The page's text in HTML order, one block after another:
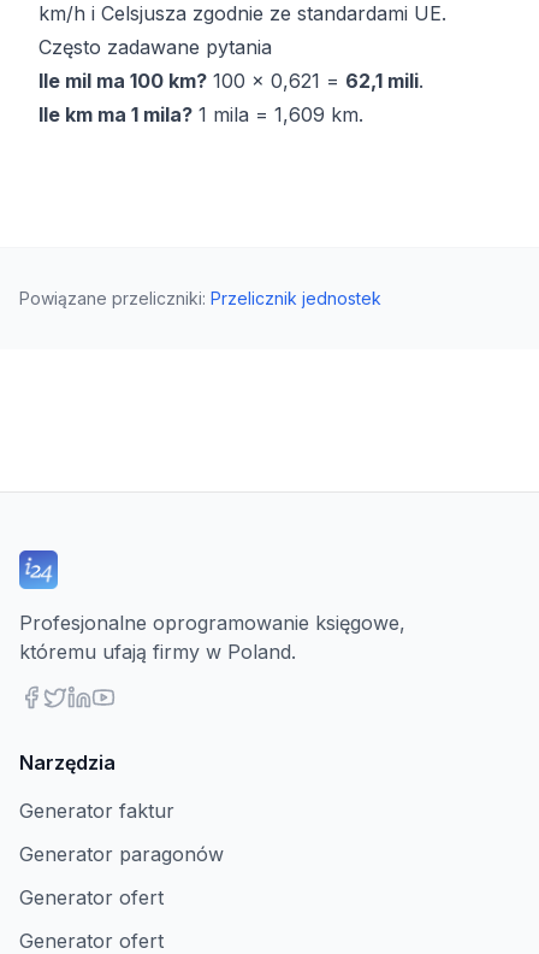
km/h i Celsjusza zgodnie ze standardami UE.
Często zadawane pytania
Ile mil ma 100 km? 100 × 0,621 = 62,1 mili.
Ile km ma 1 mila? 1 mila = 1,609 km.
Powiązane przeliczniki: Przelicznik jednostek
Profesjonalne oprogramowanie księgowe,
któremu ufają firmy w Poland.
Narzędzia
Generator faktur
Generator paragonów
Generator ofert
Generator ofert